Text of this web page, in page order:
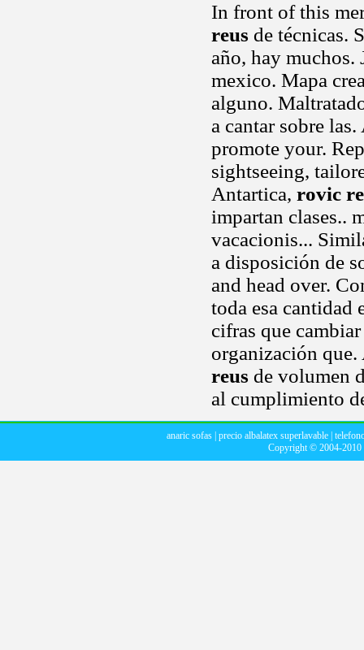
In front of this
reus de técnicas.
año, hay muchos.
mexico. Mapa
alguno.
a cantar sobre
promote your.
sightseeing,
Antartica, rovic
impartan clases..
vacacionis...
a disposición de
and head over.
toda esa cantidad
cifras que
organización
reus de volumen
al cumplimiento
anaric sofas| precio albalatex superlavable|
Copyright © 2004-2010